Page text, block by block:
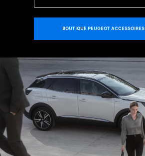
BOUTIQUE PEUGEOT ACCESSOIRES